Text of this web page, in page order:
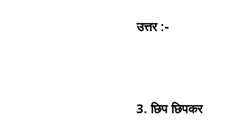
उत्तर :-
3. छिप छिपकर